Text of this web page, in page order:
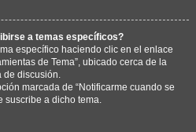
a temas específicos?
específico haciendo clic en el enlace
de Tema”, ubicado cerca de la
discusión.
marcada de “Notificarme cuando se
a dicho tema.